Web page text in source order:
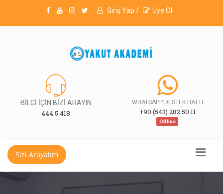
Giriş Yap / Üye Ol
BİLGİ İÇİN BİZİ ARAYIN
444 5 418
WHATSAPP DESTEK HATTI
+90 (543) 282 50 11
Offline
Sizi Arayalım